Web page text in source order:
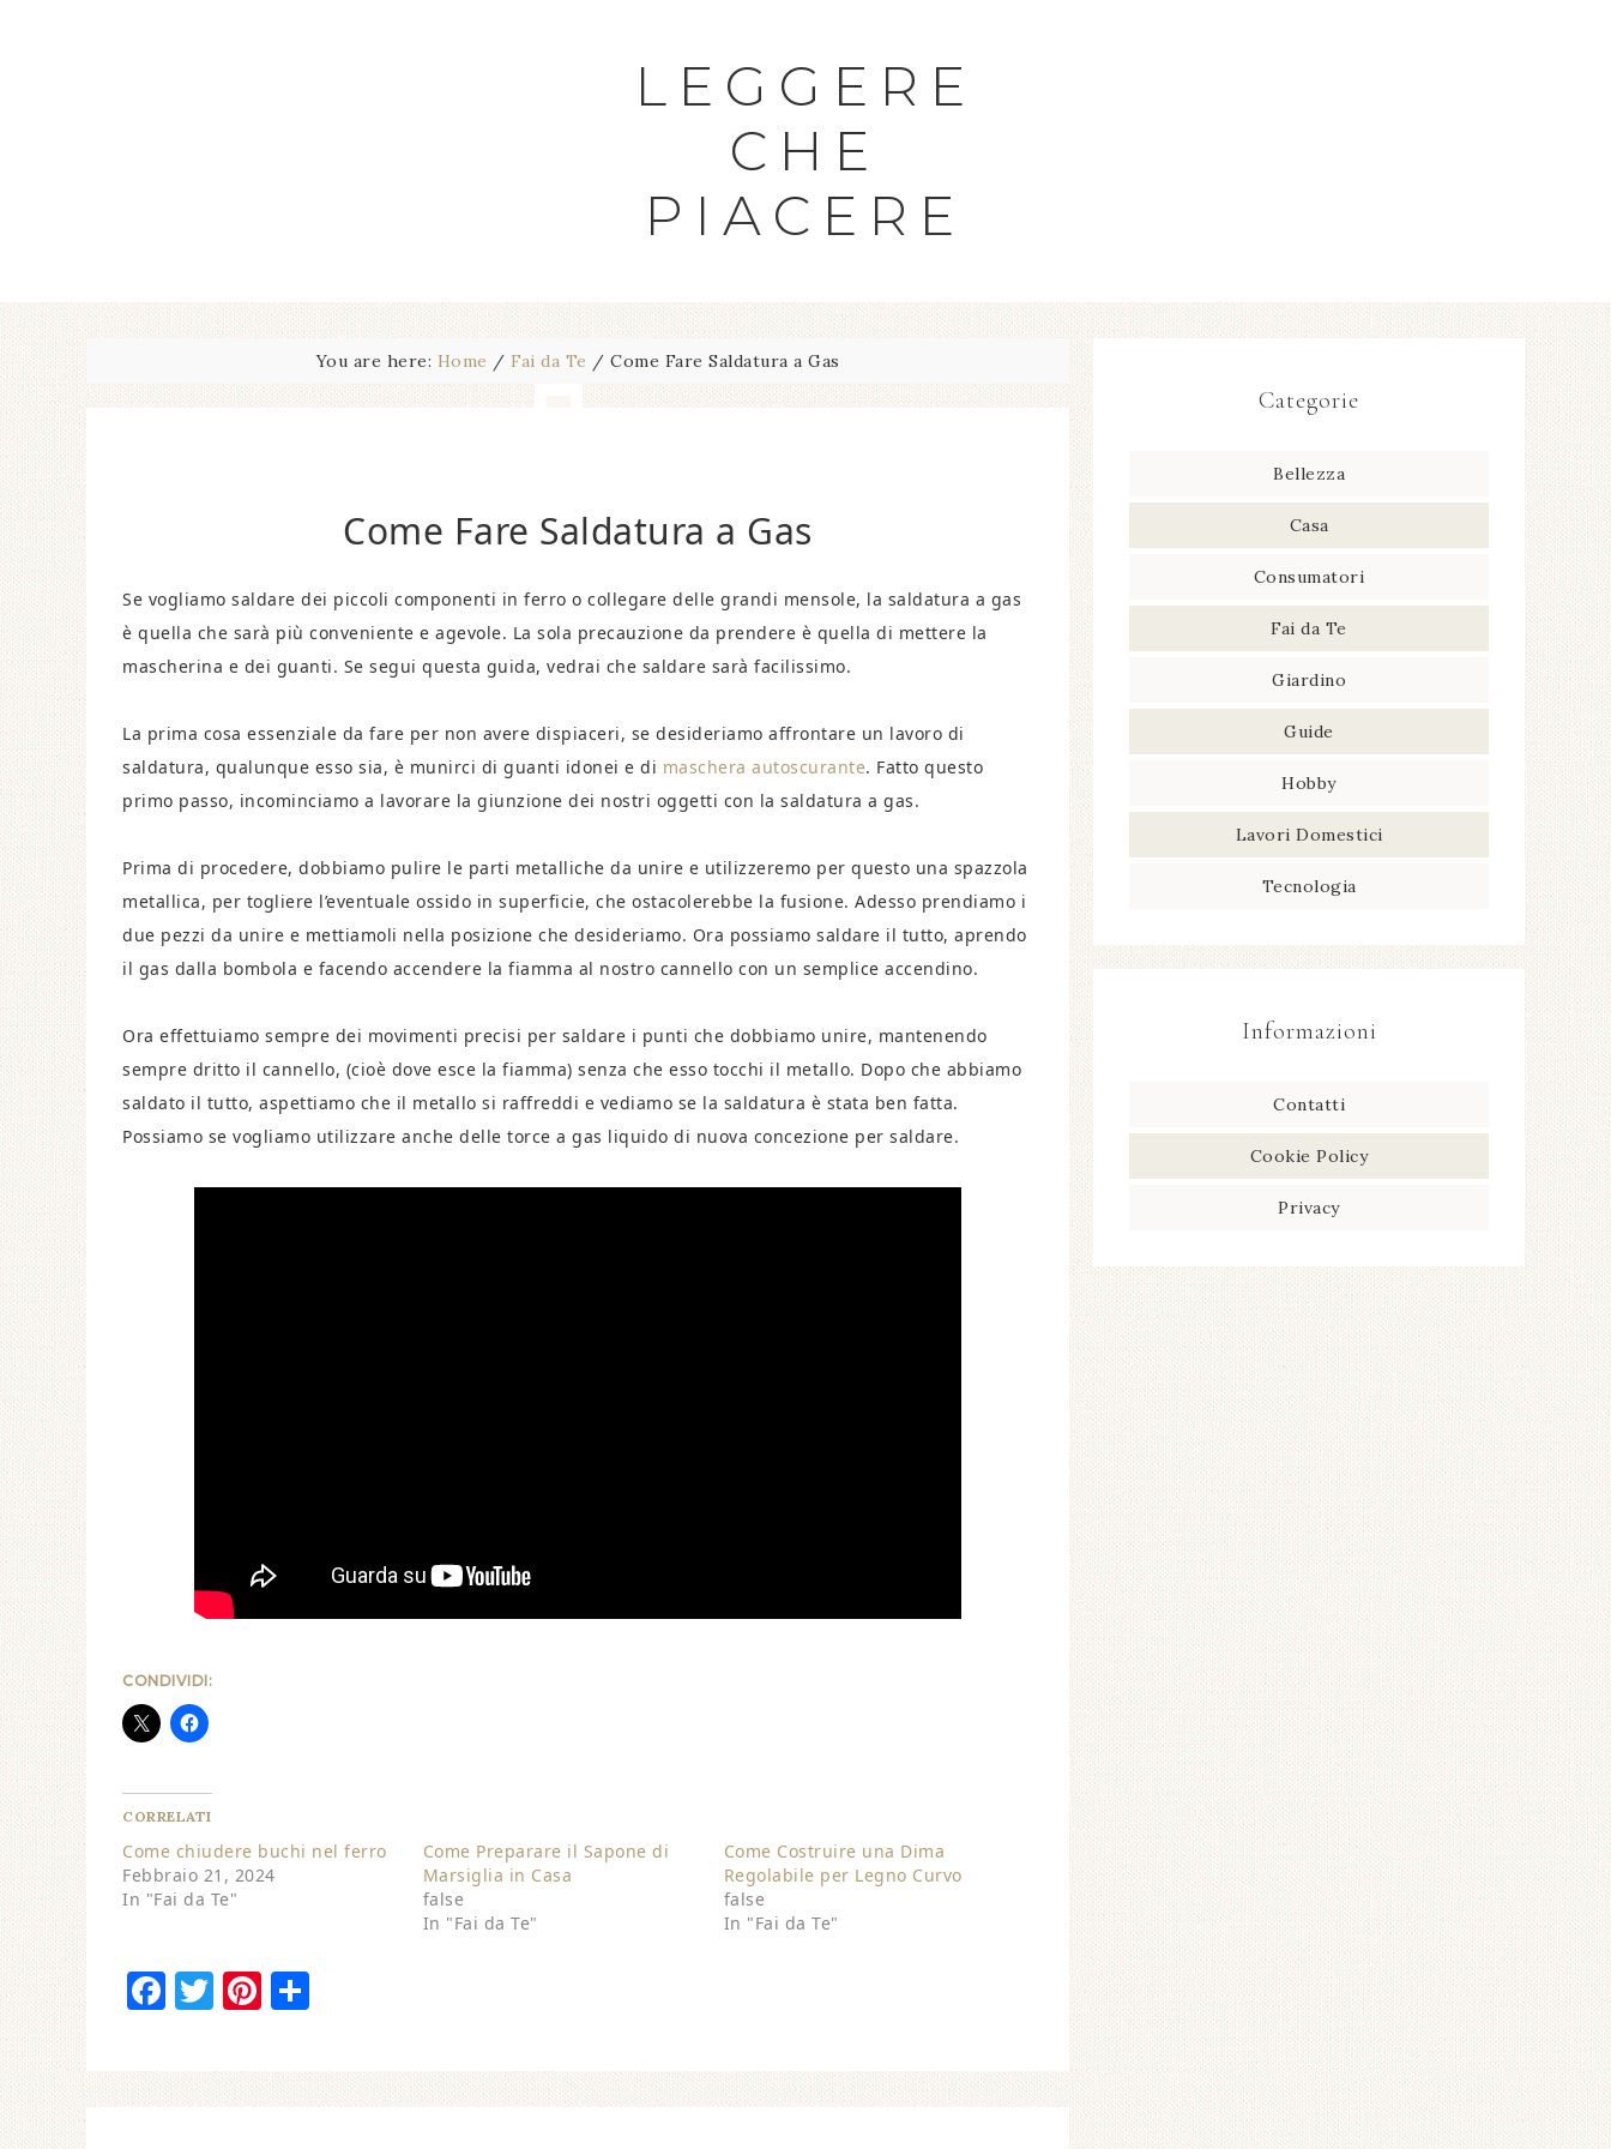
LEGGERE
CHE
PIACERE
You are here: Home / Fai da Te / Come Fare Saldatura a Gas
Come Fare Saldatura a Gas
Se vogliamo saldare dei piccoli componenti in ferro o collegare delle grandi mensole, la saldatura a gas
è quella che sarà più conveniente e agevole. La sola precauzione da prendere è quella di mettere la
mascherina e dei guanti. Se segui questa guida, vedrai che saldare sarà facilissimo.
La prima cosa essenziale da fare per non avere dispiaceri, se desideriamo affrontare un lavoro di
saldatura, qualunque esso sia, è munirci di guanti idonei e di maschera autoscurante. Fatto questo
primo passo, incominciamo a lavorare la giunzione dei nostri oggetti con la saldatura a gas.
Prima di procedere, dobbiamo pulire le parti metalliche da unire e utilizzeremo per questo una spazzola
metallica, per togliere l’eventuale ossido in superficie, che ostacolerebbe la fusione. Adesso prendiamo i
due pezzi da unire e mettiamoli nella posizione che desideriamo. Ora possiamo saldare il tutto, aprendo
il gas dalla bombola e facendo accendere la fiamma al nostro cannello con un semplice accendino.
Ora effettuiamo sempre dei movimenti precisi per saldare i punti che dobbiamo unire, mantenendo
sempre dritto il cannello, (cioè dove esce la fiamma) senza che esso tocchi il metallo. Dopo che abbiamo
saldato il tutto, aspettiamo che il metallo si raffreddi e vediamo se la saldatura è stata ben fatta.
Possiamo se vogliamo utilizzare anche delle torce a gas liquido di nuova concezione per saldare.
CONDIVIDI:
CORRELATI
Come chiudere buchi nel ferro
Febbraio 21, 2024
In "Fai da Te"
Come Preparare il Sapone di
Marsiglia in Casa
false
In "Fai da Te"
Come Costruire una Dima
Regolabile per Legno Curvo
false
In "Fai da Te"
Facebook
Twitter
Pinterest
Categorie
Bellezza
Casa
Consumatori
Fai da Te
Giardino
Guide
Hobby
Lavori Domestici
Tecnologia
Informazioni
Contatti
Cookie Policy
Privacy